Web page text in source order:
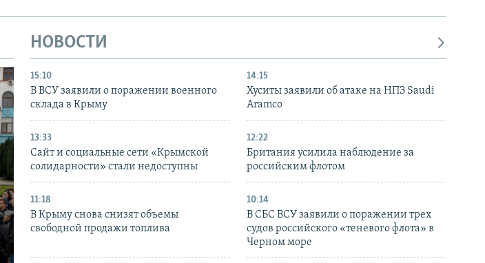
НОВОСТИ
15:10
В ВСУ заявили о поражении военного
склада в Крыму
14:15
Хуситы заявили об атаке на НПЗ Saudi
Aramco
13:33
Сайт и социальные сети «Крымской
солидарности» стали недоступны
12:22
Британия усилила наблюдение за
российским флотом
11:18
В Крыму снова снизят объемы
свободной продажи топлива
10:14
В СБС ВСУ заявили о поражении трех
судов российского «теневого флота» в
Черном море